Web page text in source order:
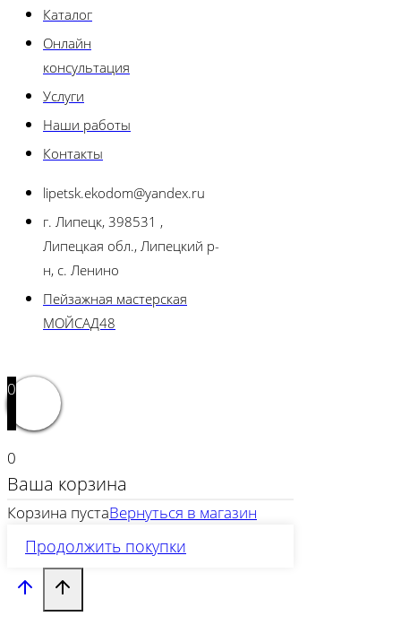
Каталог
Онлайн
консультация
Услуги
Наши работы
Контакты
lipetsk.ekodom@yandex.ru
г. Липецк, 398531 ,
Липецкая обл., Липецкий р-
н, с. Ленино
Пейзажная мастерская
МОЙСАД48
0
0
Ваша корзина
Корзина пустаВернуться в магазин
Продолжить покупки